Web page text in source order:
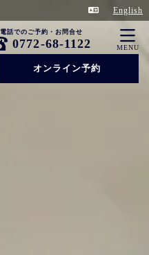
English
電話でのご予約・お問合せ
0772-68-1122
オンライン予約
MENU